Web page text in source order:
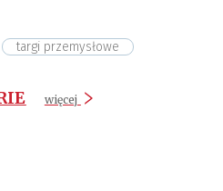
targi przemysłowe
więcej